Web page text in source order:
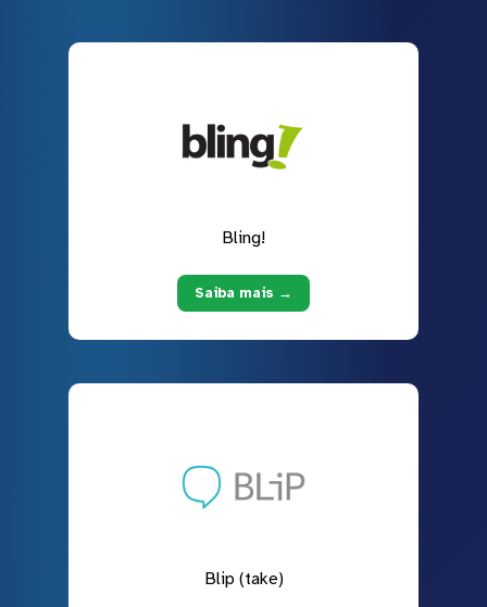
Bling!
Saiba mais →
Blip (take)